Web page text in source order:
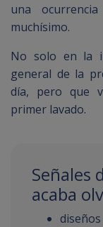
una
muchísimo.
No solo en la
general de la
día, pero que
primer lavado.
Señales
acaba